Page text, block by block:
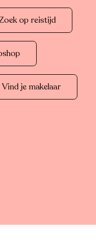
op reistijd
Vind je makelaar